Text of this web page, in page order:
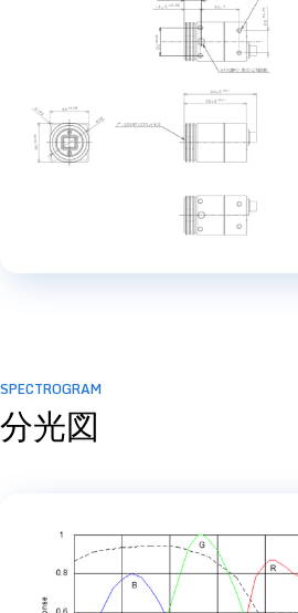
SPECTROGRAM
分光図